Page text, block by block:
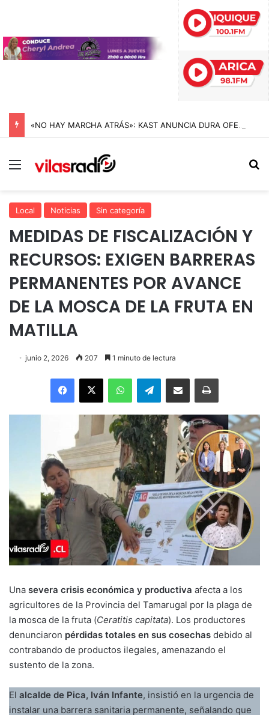
«NO HAY MARCHA ATRÁS»: KAST ANUNCIA DURA OFENSIVA CONTRA EL CRIMEN ORGANIZADO Y REIVINDICA LA MEGARREFORMA EN CADENA NACIONAL
Menú
Local Noticias Sin categoría
MEDIDAS DE FISCALIZACIÓN Y
RECURSOS: EXIGEN BARRERAS
PERMANENTES POR AVANCE
DE LA MOSCA DE LA FRUTA EN
MATILLA
junio 2, 2026 207 1 minuto de lectura
Facebook
X WhatsAppTelegramEnviar vía email Imprimir
Una severa crisis económica y productiva afecta a los
agricultores de la Provincia del Tamarugal por la plaga de
la mosca de la fruta (Ceratitis capitata). Los productores
denunciaron pérdidas totales en sus cosechas debido al
contrabando de productos ilegales, amenazando el
sustento de la zona.
El alcalde de Pica, Iván Infante, insistió en la urgencia de
instalar una barrera sanitaria permanente, señalando que